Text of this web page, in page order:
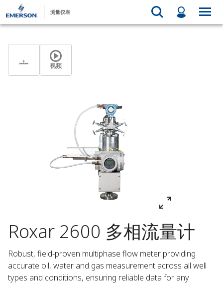
测量仪表
视频
Roxar 2600 多相流量计
Robust, field-proven multiphase flow meter providing
accurate oil, water and gas measurement across all well
types and conditions, ensuring reliable data for any